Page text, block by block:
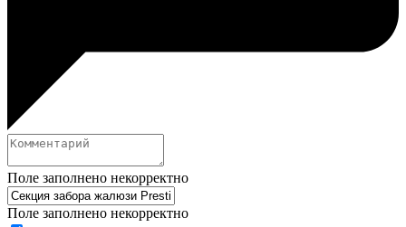
Поле заполнено некорректно
Поле заполнено некорректно